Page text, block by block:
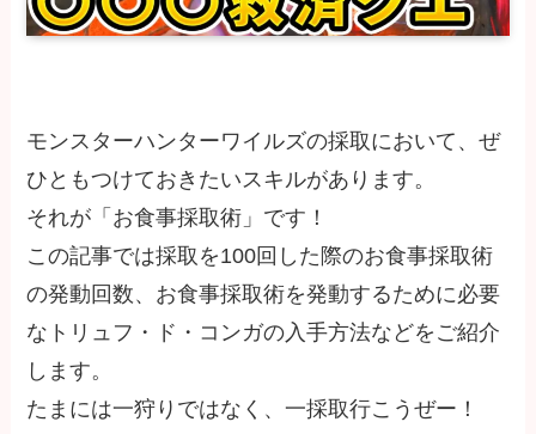
モンスターハンターワイルズの採取において、ぜ
ひともつけておきたいスキルがあります。
それが「お食事採取術」です！
この記事では採取を100回した際のお食事採取術
の発動回数、お食事採取術を発動するために必要
なトリュフ・ド・コンガの入手方法などをご紹介
します。
たまには一狩りではなく、一採取行こうぜー！